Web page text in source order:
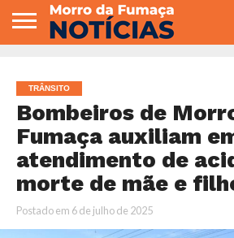
VEREADORES
TRÂNSITO
Bombeiros de
Fumaça auxiliam
atendimento de
morte de mãe e
Postado em 6 de julho de 2025